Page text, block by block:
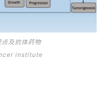
及抗体药物
institute